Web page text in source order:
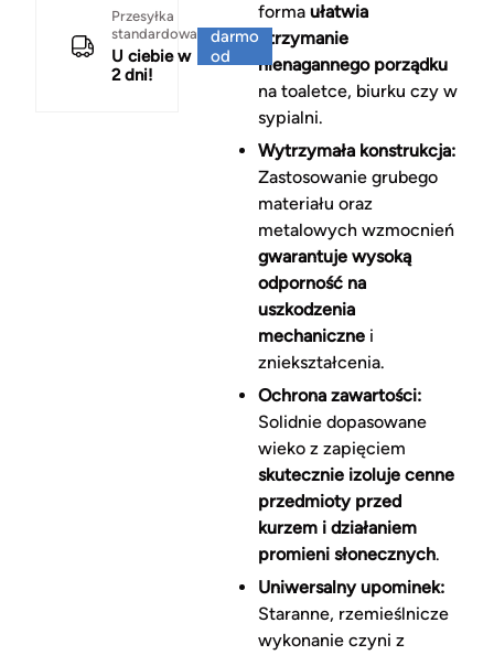
Przesyłka
standardowa
U ciebie w
2 dni!
darmo
od
forma ułatwia
utrzymanie
nienagannego porządku
na toaletce, biurku czy w
sypialni.
Wytrzymała konstrukcja:
Zastosowanie grubego
materiału oraz
metalowych wzmocnień
gwarantuje wysoką
odporność na
uszkodzenia
mechanicznei
zniekształcenia.
Ochrona zawartości:
Solidnie dopasowane
wieko z zapięciem
skutecznie izoluje cenne
przedmioty przed
kurzem i działaniem
promieni słonecznych.
Uniwersalny upominek:
Staranne, rzemieślnicze
wykonanie czyni z